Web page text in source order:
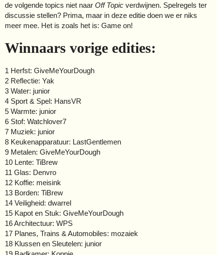
de volgende topics niet naar Off Topic verdwijnen. Spelregels ter
discussie stellen? Prima, maar in deze editie doen we er niks
meer mee. Het is zoals het is: Game on!
Winnaars vorige edities:
1 Herfst: GiveMeYourDough
2 Reflectie: Yak
3 Water: junior
4 Sport & Spel: HansVR
5 Warmte: junior
6 Stof: Watchlover7
7 Muziek: junior
8 Keukenapparatuur: LastGentlemen
9 Metalen: GiveMeYourDough
10 Lente: TiBrew
11 Glas: Denvro
12 Koffie: meisink
13 Borden: TiBrew
14 Veiligheid: dwarrel
15 Kapot en Stuk: GiveMeYourDough
16 Architectuur: WPS
17 Planes, Trains & Automobiles: mozaiek
18 Klussen en Sleutelen: junior